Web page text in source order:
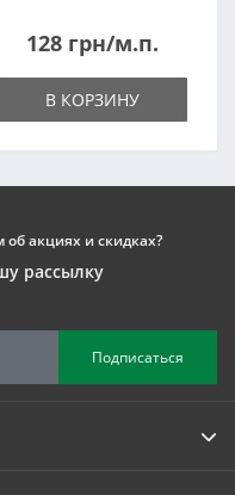
128 грн/м.п.
В КОРЗИНУ
об акциях и скидках?
рассылку
Подписаться